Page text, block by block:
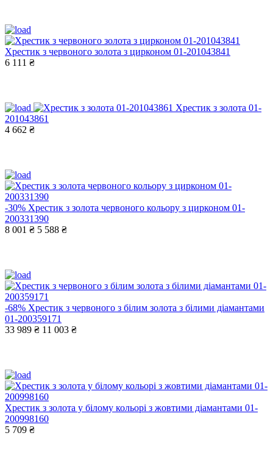
Хрестик з червоного золота з цирконом 01-201043841
6 111 ₴
Хрестик з золота 01-
201043861
4 662 ₴
-30% Хрестик з золота червоного кольору з цирконом 01-
200331390
8 001 ₴ 5 588 ₴
-68% Хрестик з червоного з білим золота з білими діамантами
01-200359171
33 989 ₴ 11 003 ₴
Хрестик з золота у білому кольорі з жовтими діамантами 01-
200998160
5 709 ₴